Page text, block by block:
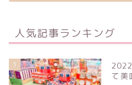
人気記事ランキング
1
て美